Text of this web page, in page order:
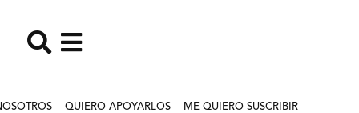
QUIERO APOYARLOS ME QUIERO SUSCRIBIR